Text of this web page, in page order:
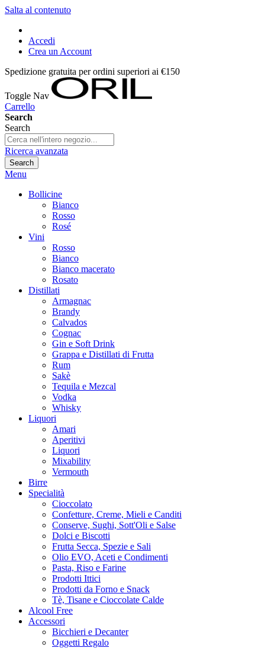
Salta al contenuto
Accedi
Crea un Account
Spedizione gratuita per ordini superiori ai €150
Toggle Nav
Carrello
Search
Search
Ricerca avanzata
Search
Menu
Bollicine
Bianco
Rosso
Rosé
Vini
Rosso
Bianco
Bianco macerato
Rosato
Distillati
Armagnac
Brandy
Calvados
Cognac
Gin e Soft Drink
Grappa e Distillati di Frutta
Rum
Sakè
Tequila e Mezcal
Vodka
Whisky
Liquori
Amari
Aperitivi
Liquori
Mixability
Vermouth
Birre
Specialità
Cioccolato
Confetture, Creme, Mieli e Canditi
Conserve, Sughi, Sott'Oli e Salse
Dolci e Biscotti
Frutta Secca, Spezie e Sali
Olio EVO, Aceti e Condimenti
Pasta, Riso e Farine
Prodotti Ittici
Prodotti da Forno e Snack
Tè, Tisane e Cioccolate Calde
Alcool Free
Accessori
Bicchieri e Decanter
Oggetti Regalo